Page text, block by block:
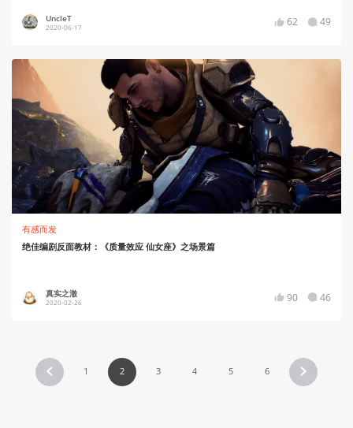
UncleT
2020-06-17 62 49
有感而发
绝佳编剧反面教材：《质量效应 仙女座》之场景篇
真实之澈
2020-02-26 90 46
1 2 3 4 5 6